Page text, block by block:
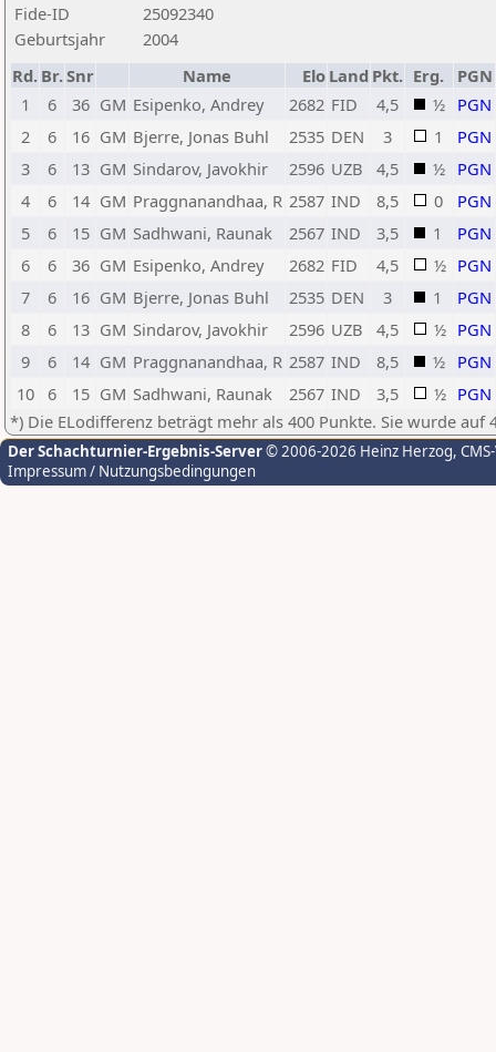
Fide-ID
25092340
Geburtsjahr
2004
Rd. Br.Snr Name Elo Land Pkt. Erg.
PGN
1
6 36 GM Esipenko, Andrey 2682 FID 4,5 ½ PGN
2
6 16 GM Bjerre, Jonas Buhl 2535 DEN 3 1
PGN
3
6 13 GM Sindarov, Javokhir 2596 UZB 4,5 ½ PGN
4
6 14 GM Praggnanandhaa, R 2587 IND 8,5 0
PGN
5
6 15 GM Sadhwani, Raunak 2567 IND 3,5 1
PGN
6
6 36 GM Esipenko, Andrey 2682 FID 4,5 ½ PGN
7
6 16 GM Bjerre, Jonas Buhl 2535 DEN 3 1
PGN
8
6 13 GM Sindarov, Javokhir 2596 UZB 4,5 ½ PGN
9
6 14 GM Praggnanandhaa, R 2587 IND 8,5 ½ PGN
10
6 15 GM Sadhwani, Raunak 2567 IND 3,5 ½ PGN
*) Die ELodifferenz beträgt mehr als 400 Punkte. Sie wurde auf
Der Schachturnier-Ergebnis-Server© 2006-2026 Heinz Herzog,
Impressum / Nutzungsbedingungen